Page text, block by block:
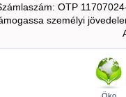
OTP
személyi